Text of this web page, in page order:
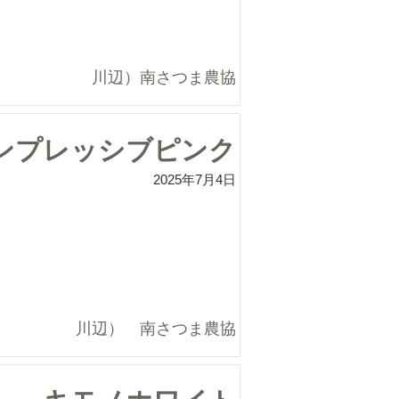
川辺）南さつま農協
プレッシブピンク
2025年7月4日
川辺） 南さつま農協